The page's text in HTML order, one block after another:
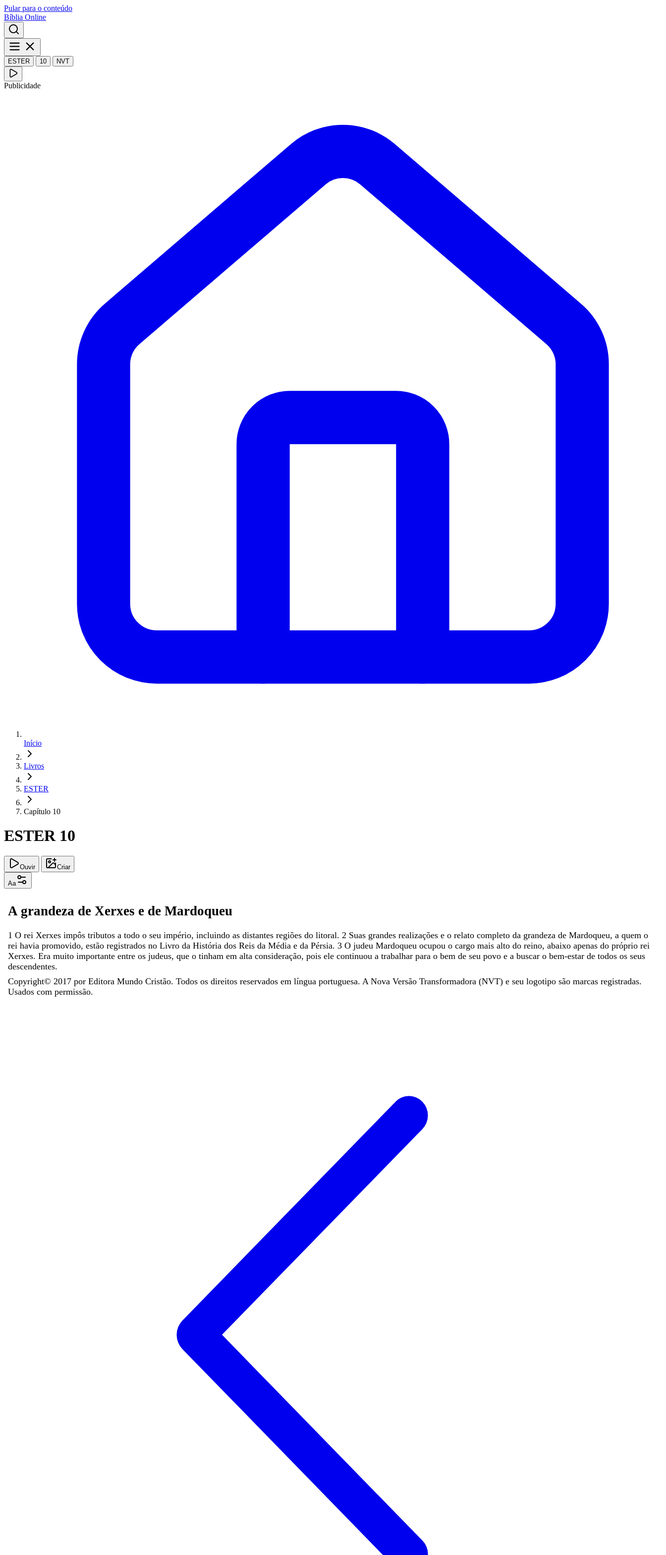
Pular para o conteúdo
Bíblia Online
ESTER 10 NVT
Publicidade
Início
Livros
ESTER
Capítulo 10
ESTER 10
Ouvir Criar
Aa
A grandeza de Xerxes e de Mardoqueu
1 O rei Xerxes impôs tributos a todo o seu império, incluindo as distantes regiões do litoral. 2 Suas grandes realizações e o relato completo da grandeza de Mardoqueu, a quem o
rei havia promovido, estão registrados no Livro da História dos Reis da Média e da Pérsia. 3 O judeu Mardoqueu ocupou o cargo mais alto do reino, abaixo apenas do próprio rei
Xerxes. Era muito importante entre os judeus, que o tinham em alta consideração, pois ele continuou a trabalhar para o bem de seu povo e a buscar o bem-estar de todos os seus
descendentes.
Copyright© 2017 por Editora Mundo Cristão. Todos os direitos reservados em língua portuguesa. A Nova Versão Transformadora (NVT) e seu logotipo são marcas registradas.
Usados com permissão.